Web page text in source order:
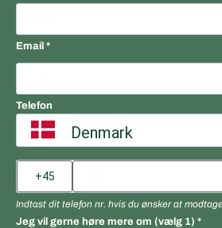
Email
Telefon
Denmark
Indtast dit telefon nr. hvis du ønsker at
Jeg vil gerne høre mere om (vælg 1)